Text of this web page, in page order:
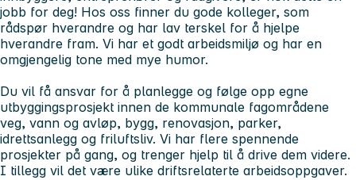
jobb for deg! Hos oss finner du gode kolleger, som
rådspør hverandre og har lav terskel for å hjelpe
hverandre fram. Vi har et godt arbeidsmiljø og har en
omgjengelig tone med mye humor.
Du vil få ansvar for å planlegge og følge opp egne
utbyggingsprosjekt innen de kommunale fagområdene
veg, vann og avløp, bygg, renovasjon, parker,
idrettsanlegg og friluftsliv. Vi har flere spennende
prosjekter på gang, og trenger hjelp til å drive dem videre.
I tillegg vil det være ulike driftsrelaterte arbeidsoppgaver.